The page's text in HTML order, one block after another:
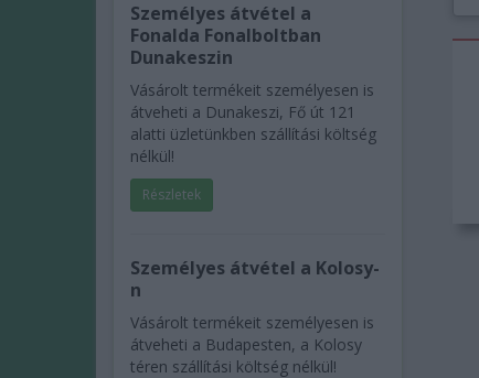
Személyes átvétel a
Fonalda Fonalboltban
Dunakeszin
Vásárolt termékeit személyesen is
átveheti a Dunakeszi, Fő út 121
alatti üzletünkben szállítási költség
nélkül!
Részletek
Személyes átvétel a Kolosy-
n
Vásárolt termékeit személyesen is
átveheti a Budapesten, a Kolosy
téren szállítási költség nélkül!